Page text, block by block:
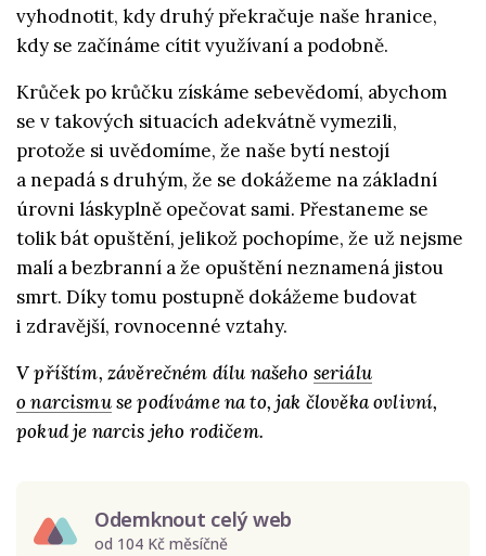
vyhodnotit, kdy druhý překračuje naše hranice,
kdy se začínáme cítit využívaní a podobně.
Krůček po krůčku získáme sebevědomí, abychom
se v takových situacích adekvátně vymezili,
protože si uvědomíme, že naše bytí nestojí
a nepadá s druhým, že se dokážeme na základní
úrovni láskyplně opečovat sami. Přestaneme se
tolik bát opuštění, jelikož pochopíme, že už nejsme
malí a bezbranní a že opuštění neznamená jistou
smrt. Díky tomu postupně dokážeme budovat
i zdravější, rovnocenné vztahy.
V příštím, závěrečném dílu našeho seriálu
o narcismuse podíváme na to, jak člověka ovlivní,
pokud je narcis jeho rodičem.
Odemknout celý web
od 104 Kč měsíčně